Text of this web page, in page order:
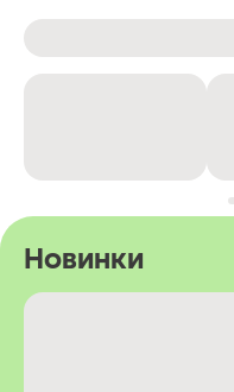
Новинки